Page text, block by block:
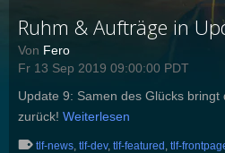
Ruhm & Aufträge in
Von Fero
Fr 13 Sep 2019 09:00:00 PDT
Update 9: Samen des Glücks
zurück! Weiterlesen
tlf-news, tlf-dev, tlf-featured , tlf-